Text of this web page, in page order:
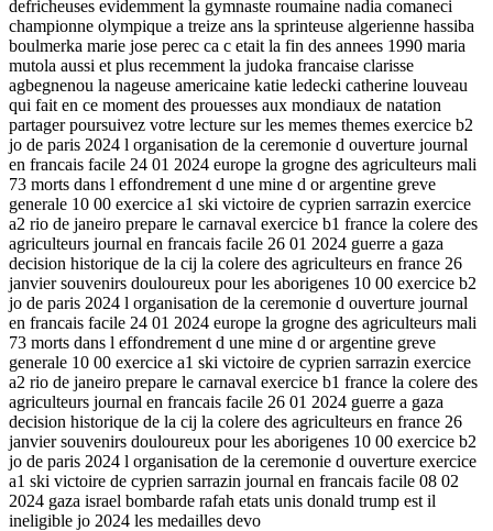
defricheuses evidemment la gymnaste roumaine nadia comaneci
championne olympique a treize ans la sprinteuse algerienne hassiba
boulmerka marie jose perec ca c etait la fin des annees 1990 maria
mutola aussi et plus recemment la judoka francaise clarisse
agbegnenou la nageuse americaine katie ledecki catherine louveau
qui fait en ce moment des prouesses aux mondiaux de natation
partager poursuivez votre lecture sur les memes themes exercice b2
jo de paris 2024 l organisation de la ceremonie d ouverture journal
en francais facile 24 01 2024 europe la grogne des agriculteurs mali
73 morts dans l effondrement d une mine d or argentine greve
generale 10 00 exercice a1 ski victoire de cyprien sarrazin exercice
a2 rio de janeiro prepare le carnaval exercice b1 france la colere des
agriculteurs journal en francais facile 26 01 2024 guerre a gaza
decision historique de la cij la colere des agriculteurs en france 26
janvier souvenirs douloureux pour les aborigenes 10 00 exercice b2
jo de paris 2024 l organisation de la ceremonie d ouverture journal
en francais facile 24 01 2024 europe la grogne des agriculteurs mali
73 morts dans l effondrement d une mine d or argentine greve
generale 10 00 exercice a1 ski victoire de cyprien sarrazin exercice
a2 rio de janeiro prepare le carnaval exercice b1 france la colere des
agriculteurs journal en francais facile 26 01 2024 guerre a gaza
decision historique de la cij la colere des agriculteurs en france 26
janvier souvenirs douloureux pour les aborigenes 10 00 exercice b2
jo de paris 2024 l organisation de la ceremonie d ouverture exercice
a1 ski victoire de cyprien sarrazin journal en francais facile 08 02
2024 gaza israel bombarde rafah etats unis donald trump est il
ineligible jo 2024 les medailles devo